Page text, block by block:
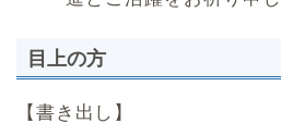
目上の方
【書き出し】